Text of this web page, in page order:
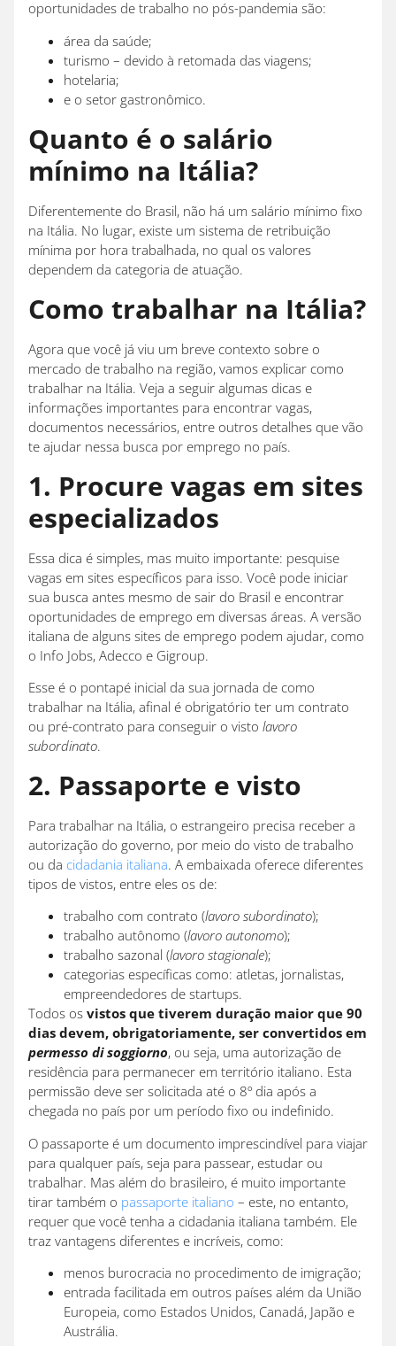
oportunidades de trabalho no pós-pandemia são:
área da saúde;
turismo – devido à retomada das viagens;
hotelaria;
e o setor gastronômico.
Quanto é o salário
mínimo na Itália?
Diferentemente do Brasil, não há um salário mínimo fixo
na Itália. No lugar, existe um sistema de retribuição
mínima por hora trabalhada, no qual os valores
dependem da categoria de atuação.
Como trabalhar na Itália?
Agora que você já viu um breve contexto sobre o
mercado de trabalho na região, vamos explicar como
trabalhar na Itália. Veja a seguir algumas dicas e
informações importantes para encontrar vagas,
documentos necessários, entre outros detalhes que vão
te ajudar nessa busca por emprego no país.
1. Procure vagas em sites
especializados
Essa dica é simples, mas muito importante: pesquise
vagas em sites específicos para isso. Você pode iniciar
sua busca antes mesmo de sair do Brasil e encontrar
oportunidades de emprego em diversas áreas. A versão
italiana de alguns sites de emprego podem ajudar, como
o Info Jobs, Adecco e Gigroup.
Esse é o pontapé inicial da sua jornada de como
trabalhar na Itália, afinal é obrigatório ter um contrato
ou pré-contrato para conseguir o visto lavoro
subordinato.
2. Passaporte e visto
Para trabalhar na Itália, o estrangeiro precisa receber a
autorização do governo, por meio do visto de trabalho
ou da cidadania italiana. A embaixada oferece diferentes
tipos de vistos, entre eles os de:
trabalho com contrato (lavoro subordinato);
trabalho autônomo (lavoro autonomo);
trabalho sazonal (lavoro stagionale);
categorias específicas como: atletas, jornalistas,
empreendedores de startups.
Todos os vistos que tiverem duração maior que 90
dias devem, obrigatoriamente, ser convertidos em
permesso di soggiorno, ou seja, uma autorização de
residência para permanecer em território italiano. Esta
permissão deve ser solicitada até o 8º dia após a
chegada no país por um período fixo ou indefinido.
O passaporte é um documento imprescindível para viajar
para qualquer país, seja para passear, estudar ou
trabalhar. Mas além do brasileiro, é muito importante
tirar também o passaporte italiano – este, no entanto,
requer que você tenha a cidadania italiana também. Ele
traz vantagens diferentes e incríveis, como:
menos burocracia no procedimento de imigração;
entrada facilitada em outros países além da União
Europeia, como Estados Unidos, Canadá, Japão e
Austrália.